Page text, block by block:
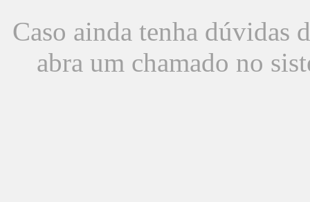
Caso ainda tenha dúvidas
abra um chamado no